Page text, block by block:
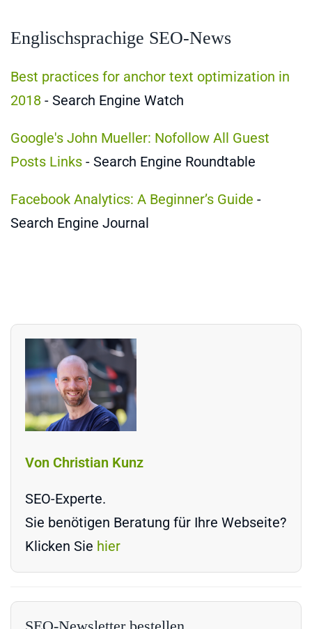
Englischsprachige SEO-News
Best practices for anchor text optimization in
2018 - Search Engine Watch
Google's John Mueller: Nofollow All Guest
Posts Links - Search Engine Roundtable
Facebook Analytics: A Beginner’s Guide -
Search Engine Journal
Von Christian Kunz
SEO-Experte.
Sie benötigen Beratung für Ihre Webseite?
Klicken Sie hier